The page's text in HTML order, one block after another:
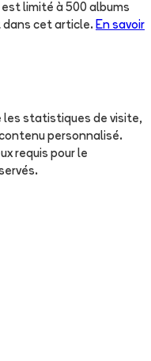
limité à 500 albums
dans cet article. En savoir
les statistiques de visite,
personnalisé.
requis pour le